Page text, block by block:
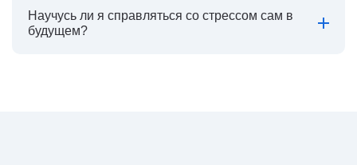
Научусь ли я справляться со стрессом сам в
будущем?